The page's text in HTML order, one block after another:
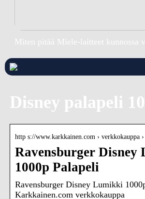
Miten pitää Miele-laitteet kunnossa
Disney palapeli
http s://www.karkkainen.com › verkkokauppa ›
Ravensburger Disney
1000p Palapeli
Ravensburger Disney Lumikki
Karkkainen.com verkkokauppa